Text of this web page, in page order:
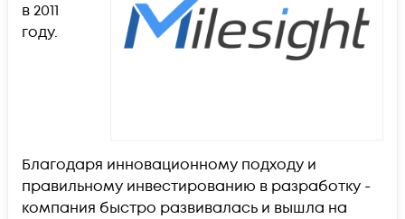
в 2011
году.
Благодаря инновационному подходу и
правильному инвестированию в разработку -
компания быстро развивалась и вышла на